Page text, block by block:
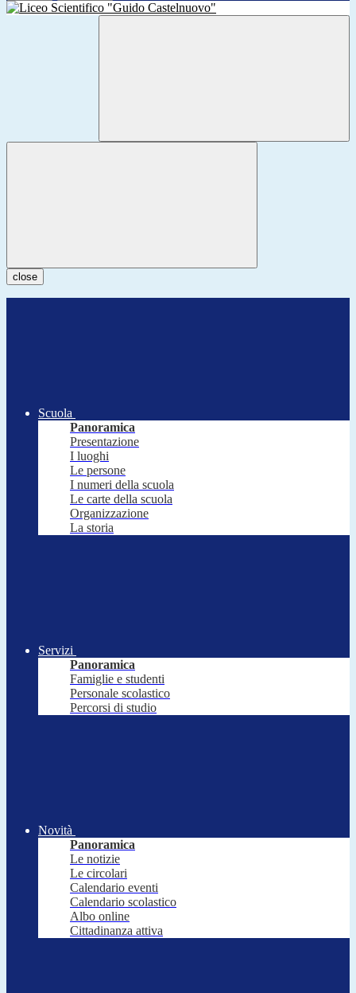
close
Scuola
Panoramica
Presentazione
I luoghi
Le persone
I numeri della scuola
Le carte della scuola
Organizzazione
La storia
Servizi
Panoramica
Famiglie e studenti
Personale scolastico
Percorsi di studio
Novità
Panoramica
Le notizie
Le circolari
Calendario eventi
Calendario scolastico
Albo online
Cittadinanza attiva